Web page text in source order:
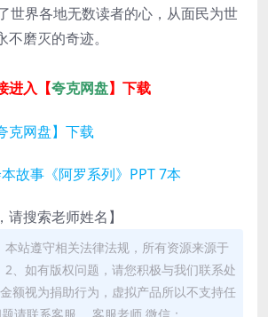
世界各地无数读者的心，从面民为世
磨灭的奇迹。
进入【夸克网盘】下载
克网盘】下载
故事《阿罗系列》PPT 7本
请搜索老师姓名】
站遵守相关法律法规，所有资源来源于
2、如有版权问题，请您积极与我们联系处
额视为捐助行为，虚拟产品所以不支持任